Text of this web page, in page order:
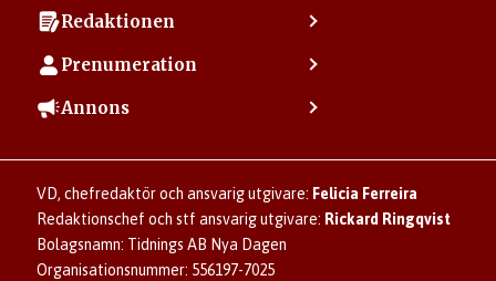
Min sida
Vanliga frågor
Användarvillkor
Redaktionen
Tipsa Dagen
Vill du debattera i Dagen?
Dagen förklarar
Upphovsrätt och AI
Om Dagen
Prenumeration
Så skapar du ett konto
Dagen som taltidningen
Senaste numret av eDagen
Dagens arkiv
Annons
Annonsera
Rubrikannonser
Familjeannonser
Se dödsannonser/minnesrum
Anmäl störande/felaktig annons
VD, chefredaktör och ansvarig utgivare: Felicia Ferreira
Redaktionschef och stf ansvarig utgivare: Rickard Ringqvist
Bolagsnamn: Tidnings AB Nya Dagen
Organisationsnummer: 556197-7025